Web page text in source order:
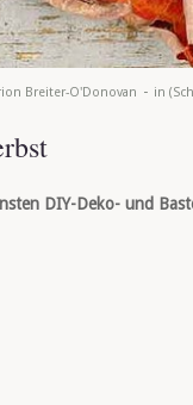
Breiter-O'Donovan - in
DIY-Deko- und